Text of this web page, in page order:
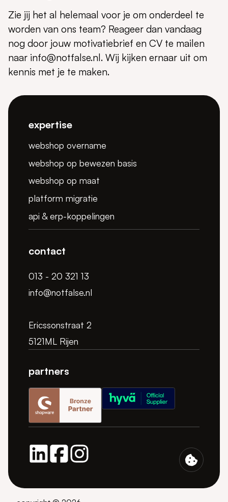
Zie jij het al helemaal voor je om onderdeel te
worden van ons team? Reageer dan vandaag
nog door jouw motivatiebrief en CV te mailen
naar info@notfalse.nl. Wij kijken ernaar uit om
kennis met je te maken.
expertise
webshop overname
webshop op bewezen basis
webshop op maat
platform migratie
api & erp-koppelingen
contact
013 - 20 321 13
info@notfalse.nl
Ericssonstraat 2
5121ML Rijen
partners